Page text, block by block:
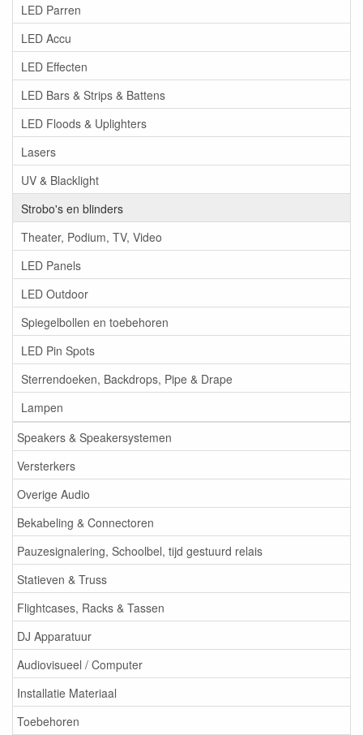
LED Parren
LED Accu
LED Effecten
LED Bars & Strips & Battens
LED Floods & Uplighters
Lasers
UV & Blacklight
Strobo's en blinders
Theater, Podium, TV, Video
LED Panels
LED Outdoor
Spiegelbollen en toebehoren
LED Pin Spots
Sterrendoeken, Backdrops, Pipe & Drape
Lampen
Speakers & Speakersystemen
Versterkers
Overige Audio
Bekabeling & Connectoren
Pauzesignalering, Schoolbel, tijd gestuurd relais
Statieven & Truss
Flightcases, Racks & Tassen
DJ Apparatuur
Audiovisueel / Computer
Installatie Materiaal
Toebehoren